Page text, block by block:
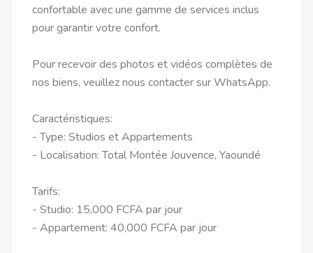
confortable avec une gamme de services inclus
pour garantir votre confort.
Pour recevoir des photos et vidéos complètes de
nos biens, veuillez nous contacter sur WhatsApp.
Caractéristiques:
- Type: Studios et Appartements
- Localisation: Total Montée Jouvence, Yaoundé
Tarifs:
- Studio: 15,000 FCFA par jour
- Appartement: 40,000 FCFA par jour